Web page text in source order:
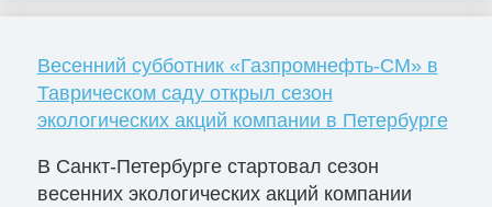
Весенний субботник «Газпромнефть-СМ» в
Таврическом саду открыл сезон
экологических акций компании в Петербурге
В Санкт-Петербурге стартовал сезон
весенних экологических акций компании